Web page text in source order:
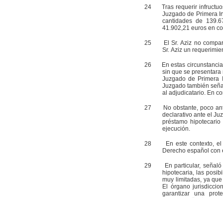
24Tras requerir
Juzgado de Primera
cantidades de
41.902,21 euros en
25 El Sr. Aziz no
Sr. Aziz un
26 En estas
sin que se
Juzgado de
Juzgado también
al adjudicatario. En
27 No obstante, poco
declarativo ante el
préstamo
ejecución.
28En este contexto, el
Derecho español
29 En particular, señaló
hipotecaria, las
muy limitadas, ya
El órgano
garantizar una